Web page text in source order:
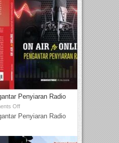
Penyiaran Radio
Off
Penyiaran Radio